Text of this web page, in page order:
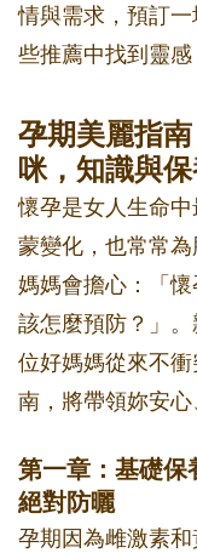
情與需求，預訂
些推薦中找到靈感
孕期美麗指
咪，知識與
懷孕是女人生命
蒙變化，也常常
媽媽會擔心：「
該怎麼預防？」
位好媽媽從來不
南，將帶領妳安心
第一章：基礎保
絕對防曬
孕期因為雌激素和